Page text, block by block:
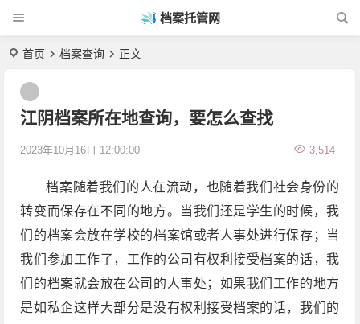
档案托管网
首页 档案查询 正文
江阴档案所在地查询，要怎么查找
2023年10月16日 12:00:00 3,514
档案随着我们的人在流动，也随着我们社会身份的
转变而保存在不同的地方。当我们还是学生的时候，我
们的档案会放在学校的档案馆或者人事处进行保存；当
我们参加工作了，工作的公司有权利接受档案的话，我
们的档案就会放在公司的人事处；如果我们工作的地方
是如私企这样大部分是没有权利接受档案的话，我们的